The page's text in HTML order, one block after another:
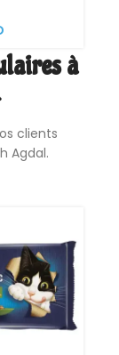
à
clients
Agdal.